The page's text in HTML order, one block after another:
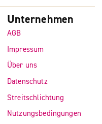
Unternehmen
AGB
Impressum
Über uns
Datenschutz
Streitschlichtung
Nutzungsbedingungen